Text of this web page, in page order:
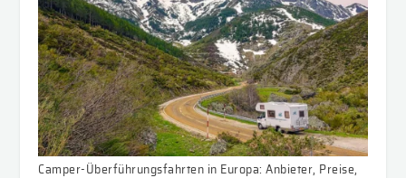
Camper-Überführungsfahrten in Europa: Anbieter, Preise,